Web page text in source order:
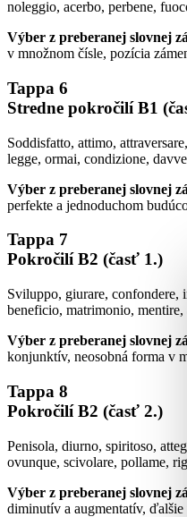
noleggio, acerbo, perbene,
Výber z preberanej slovnej
v množnom čísle, pozícia
Tappa 6
Stredne pokročilí B1
Soddisfatto, attimo,
legge, ormai, condizione,
Výber z preberanej slovnej
perfekte a jednoduchom
Tappa 7
Pokročilí B2 (časť 1.)
Sviluppo, giurare, confondere,
beneficio, matrimonio,
Výber z preberanej slovnej
konjunktív, neosobná forma v
Tappa 8
Pokročilí B2 (časť 2.)
Penisola, diurno, spiritoso,
ovunque, scivolare, pollame,
Výber z preberanej slovnej
diminutív a augmentatív,